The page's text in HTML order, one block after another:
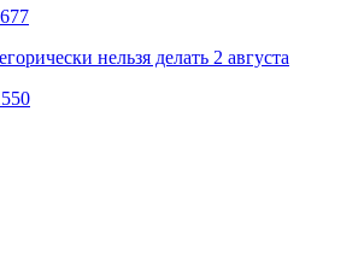
нельзя делать 2 августа